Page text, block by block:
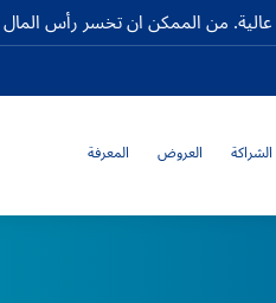
من الممكن ان تخسر رأس المال
الشراكة العروض المعرفة